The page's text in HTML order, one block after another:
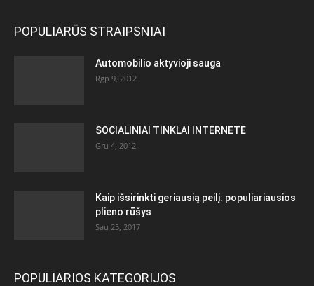
POPULIARŪS STRAIPSNIAI
Automobilio aktyvioji sauga
Rgp 9, 2012
SOCIALINIAI TINKLAI INTERNETE
Gru 4, 2012
Kaip išsirinkti geriausią peilį: populiariausios
plieno rūšys
Sau 25, 2017
POPULIARIOS KATEGORIJOS